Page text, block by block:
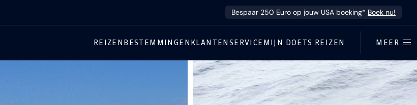
Bespaar 250 Euro op jouw USA boeking* Boek nu!
REIZEN BESTEMMINGEN KLANTENSERVICE MIJN DOETS REIZEN MEER